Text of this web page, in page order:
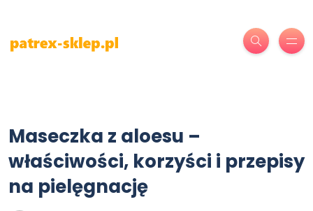
Maseczka z aloesu –
właściwości, korzyści i przepisy
na pielęgnację